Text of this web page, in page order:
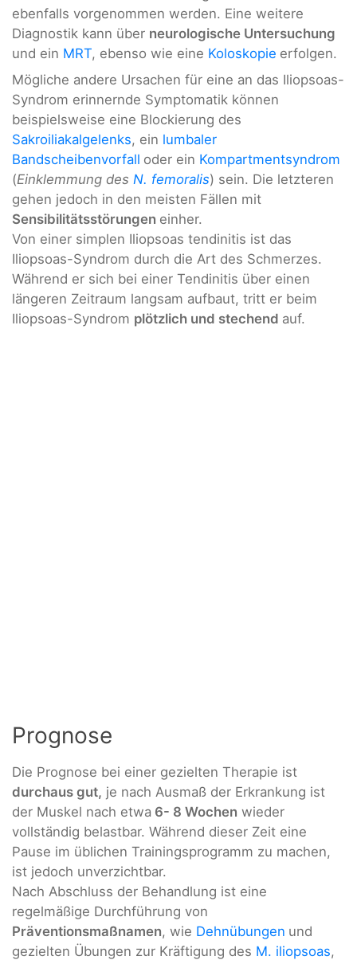
ebenfalls vorgenommen werden. Eine weitere
Diagnostik kann über neurologische Untersuchung
und ein MRT, ebenso wie eine Koloskopie erfolgen.
Mögliche andere Ursachen für eine an das Iliopsoas-
Syndrom erinnernde Symptomatik können
beispielsweise eine Blockierung des
Sakroiliakalgelenks, ein lumbaler
Bandscheibenvorfall oder ein Kompartmentsyndrom
(Einklemmung des N. femoralis) sein. Die letzteren
gehen jedoch in den meisten Fällen mit
Sensibilitätsstörungen einher.
Von einer simplen Iliopsoas tendinitis ist das
Iliopsoas-Syndrom durch die Art des Schmerzes.
Während er sich bei einer Tendinitis über einen
längeren Zeitraum langsam aufbaut, tritt er beim
Iliopsoas-Syndrom plötzlich und stechend auf.
Prognose
Die Prognose bei einer gezielten Therapie ist
durchaus gut, je nach Ausmaß der Erkrankung ist
der Muskel nach etwa 6- 8 Wochen wieder
vollständig belastbar. Während dieser Zeit eine
Pause im üblichen Trainingsprogramm zu machen,
ist jedoch unverzichtbar.
Nach Abschluss der Behandlung ist eine
regelmäßige Durchführung von
Präventionsmaßnamen, wie Dehnübungen und
gezielten Übungen zur Kräftigung des M. iliopsoas,